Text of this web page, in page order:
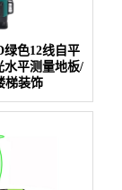
绿色12线自平
水平测量地板/
梯装饰